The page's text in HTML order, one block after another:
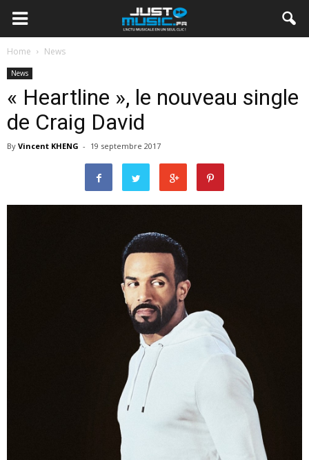
Home News
News
« Heartline », le nouveau single
de Craig David
By Vincent KHENG - 19 septembre 2017